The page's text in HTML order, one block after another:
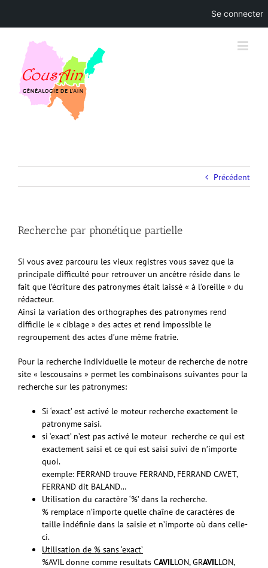
content
Précédent
Recherche par phonétique partielle
Si vous avez parcouru les vieux registres vous savez que la
principale difficulté pour retrouver un ancêtre réside dans le
fait que l’écriture des patronymes était laissé « à l’oreille » du
rédacteur.
Ainsi la variation des orthographes des patronymes rend
difficile le « ciblage » des actes et rend impossible le
regroupement des actes d’une même fratrie.
Pour la recherche individuelle le moteur de recherche de notre
site « lescousains » permet les combinaisons suivantes pour la
recherche sur les patronymes:
Si ‘exact’ est activé le moteur recherche exactement le
patronyme saisi.
si ‘exact’ n’est pas activé le moteur recherche ce qui est
exactement saisi et ce qui est saisi suivi de n’importe
quoi.
exemple: FERRAND trouve FERRAND, FERRAND CAVET,
FERRAND dit BALAND…
Utilisation du caractère ‘%’ dans la recherche.
% remplace n’importe quelle chaîne de caractères de
taille indéfinie dans la saisie et n’importe où dans celle-
ci.
Utilisation de % sans ‘exact’
%AVIL donne comme resultats CAVILLON, GRAVILLON,
Se connecter